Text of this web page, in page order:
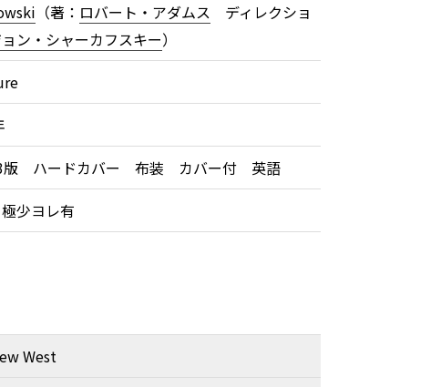
（著： ロバート・アダムス ディレクショ
ン・シャーカフスキー）
ハードカバー 布装 カバー付 英語
少ヨレ有
West